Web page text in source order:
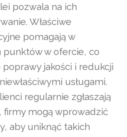
pozwala na ich
Właściwe
pomagają w
punktów w ofercie, co
jakości i redukcji
usługami.
regularnie zgłaszają
mogą wprowadzić
aby uniknąć takich